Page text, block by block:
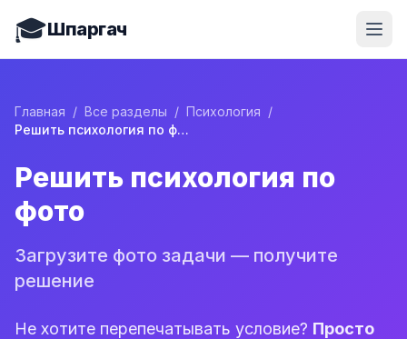
🎓Шпаргач
Главная / Все разделы / Психология /
Решить психология по фото
Решить психология по
фото
Загрузите фото задачи — получите
решение
Не хотите перепечатывать условие? Просто